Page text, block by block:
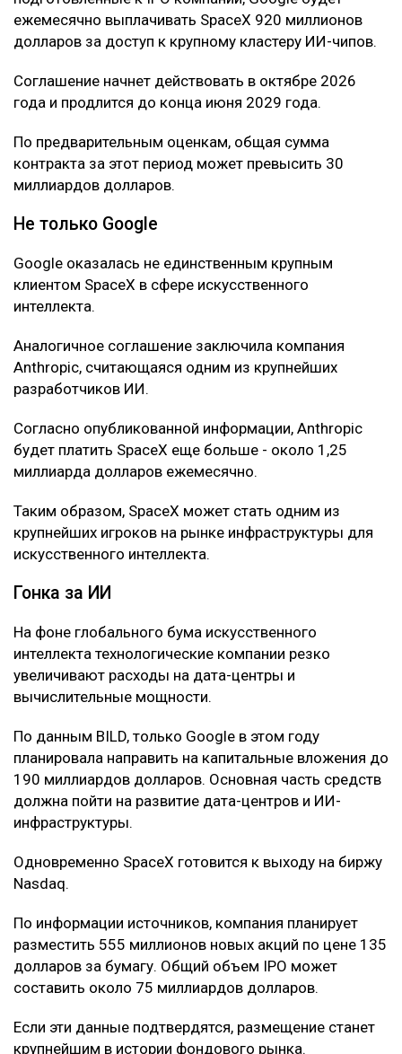
ежемесячно выплачивать SpaceX 920 миллионов
долларов за доступ к крупному кластеру ИИ-чипов.
Соглашение начнет действовать в октябре 2026
года и продлится до конца июня 2029 года.
По предварительным оценкам, общая сумма
контракта за этот период может превысить 30
миллиардов долларов.
Не только Google
Google оказалась не единственным крупным
клиентом SpaceX в сфере искусственного
интеллекта.
Аналогичное соглашение заключила компания
Anthropic, считающаяся одним из крупнейших
разработчиков ИИ.
Согласно опубликованной информации, Anthropic
будет платить SpaceX еще больше - около 1,25
миллиарда долларов ежемесячно.
Таким образом, SpaceX может стать одним из
крупнейших игроков на рынке инфраструктуры для
искусственного интеллекта.
Гонка за ИИ
На фоне глобального бума искусственного
интеллекта технологические компании резко
увеличивают расходы на дата-центры и
вычислительные мощности.
По данным BILD, только Google в этом году
планировала направить на капитальные вложения до
190 миллиардов долларов. Основная часть средств
должна пойти на развитие дата-центров и ИИ-
инфраструктуры.
Одновременно SpaceX готовится к выходу на биржу
Nasdaq.
По информации источников, компания планирует
разместить 555 миллионов новых акций по цене 135
долларов за бумагу. Общий объем IPO может
составить около 75 миллиардов долларов.
Если эти данные подтвердятся, размещение станет
крупнейшим в истории фондового рынка.